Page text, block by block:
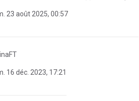
23 août 2025, 00:57
16 déc. 2023, 17:21